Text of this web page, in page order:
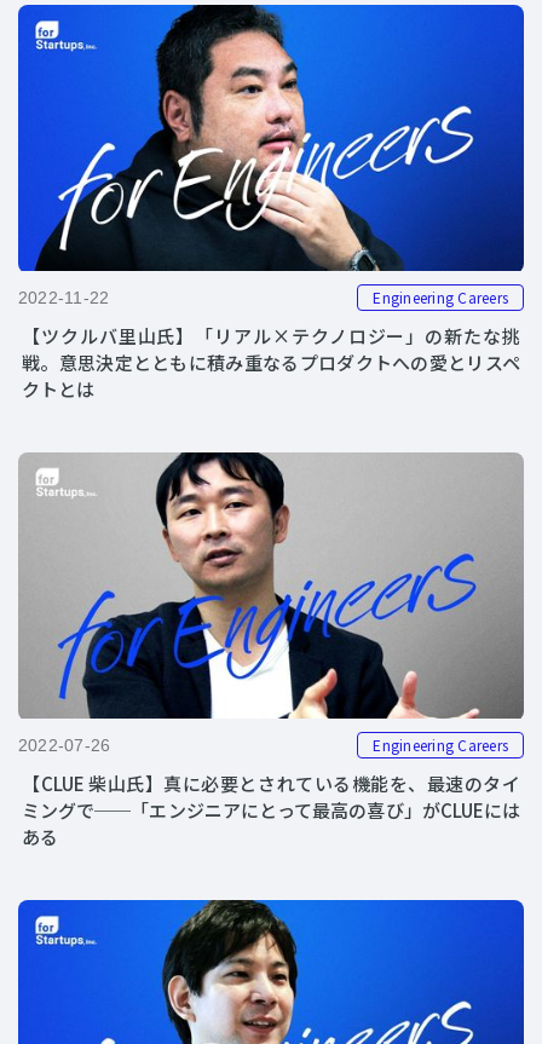
2022-11-22 Engineering Careers
【ツクルバ里山氏】「リアル×テクノロジー」の新たな挑
戦。意思決定とともに積み重なるプロダクトへの愛とリスペ
クトとは
2022-07-26 Engineering Careers
【CLUE 柴山氏】真に必要とされている機能を、最速のタイ
ミングで──「エンジニアにとって最高の喜び」がCLUEには
ある